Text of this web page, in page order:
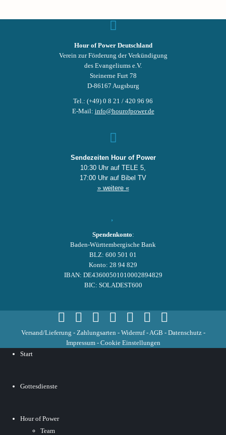
Hour of Power Deutschland
Verein zur Förderung der Verkündigung
des Evangeliums e.V.
Steinerne Furt 78
D-86167 Augsburg
Tel.: (+49) 0 8 21 / 420 96 96
E-Mail: info@hourofpower.de
Sendezeiten Hour of Power
10:30 Uhr auf TELE 5,
17:00 Uhr auf Bibel TV
» weitere «
Spendenkonto:
Baden-Württembergische Bank
BLZ: 600 501 01
Konto: 28 94 829
IBAN: DE43600501010002894829
BIC: SOLADEST600
Versand/Lieferung - Zahlungsarten - Widerruf-AGB - Datenschutz-
Impressum- Cookie Einstellungen
Start
Gottesdienste
Hour of Power
Team